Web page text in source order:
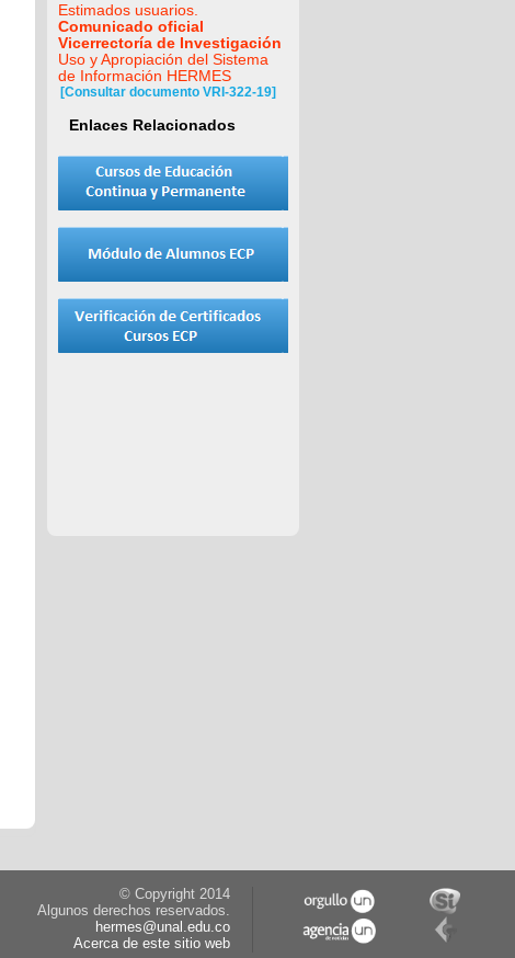
Estimados usuarios.
Comunicado oficial
Vicerrectoría de Investigación
Uso y Apropiación del Sistema
de Información HERMES
[Consultar documento VRI-322-19]
Enlaces Relacionados
© Copyright 2014
Algunos derechos reservados.
hermes@unal.edu.co
Acerca de este sitio web